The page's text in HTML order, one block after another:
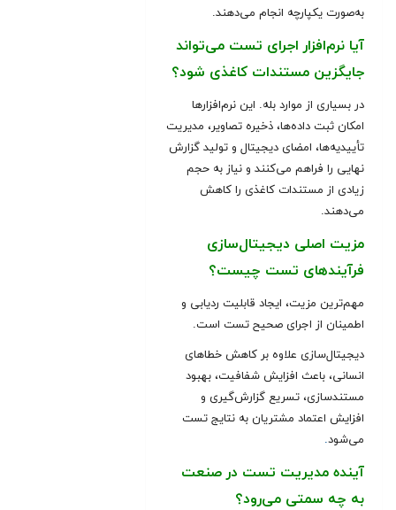
به‌صورت یکپارچه انجام می‌دهند.
آیا نرم‌افزار اجرای تست می‌تواند
جایگزین مستندات کاغذی شود؟
در بسیاری از موارد بله. این نرم‌افزارها
امکان ثبت داده‌ها، ذخیره تصاویر، مدیریت
تأییدیه‌ها، امضای دیجیتال و تولید گزارش
نهایی را فراهم می‌کنند و نیاز به حجم
زیادی از مستندات کاغذی را کاهش
می‌دهند.
مزیت اصلی دیجیتال‌سازی
فرآیندهای تست چیست؟
مهم‌ترین مزیت، ایجاد قابلیت ردیابی و
اطمینان از اجرای صحیح تست است.
دیجیتال‌سازی علاوه بر کاهش خطاهای
انسانی، باعث افزایش شفافیت، بهبود
مستندسازی، تسریع گزارش‌گیری و
افزایش اعتماد مشتریان به نتایج تست
می‌شود.
آینده مدیریت تست در صنعت
به چه سمتی می‌رود؟